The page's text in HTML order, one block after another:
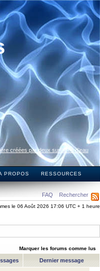
créées par deux surfaces d’eau
PROPOS RESSOURCES
FAQ Rechercher
le 06 Août 2026 17:06 UTC + 1 heure
Marquer les forums comme lus
Dernier message